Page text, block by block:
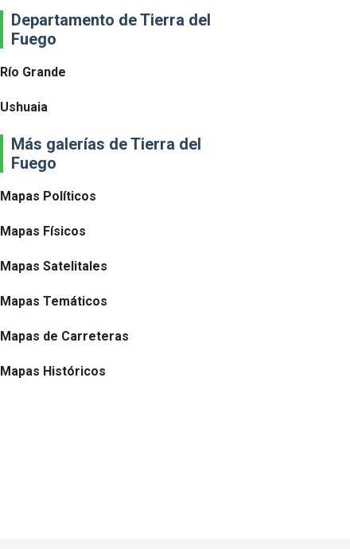
Departamento de Tierra del
Fuego
Río Grande
Ushuaia
Más galerías de Tierra del
Fuego
Mapas Políticos
Mapas Físicos
Mapas Satelitales
Mapas Temáticos
Mapas de Carreteras
Mapas Históricos